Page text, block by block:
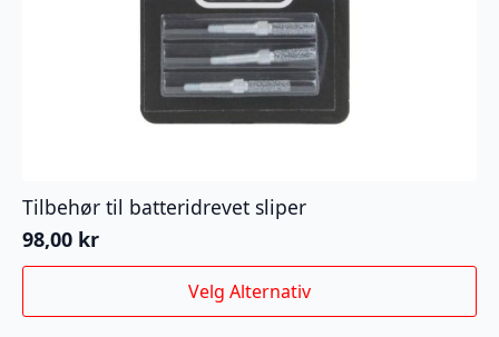
Tilbehør til batteridrevet sliper
98,00 kr
Velg Alternativ
Dette